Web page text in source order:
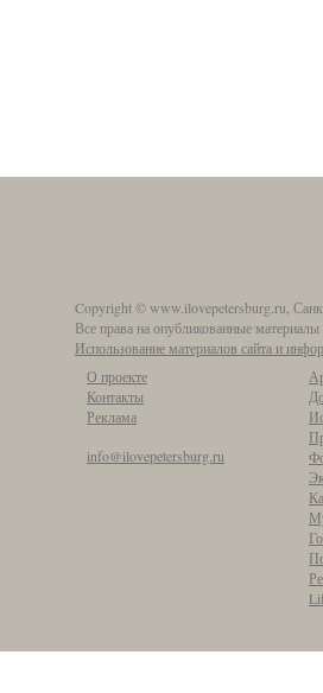
Copyright © www.ilovepetersburg.ru,
Все права на опубликованные
Использование материалов сайта и
О проекте
Контакты
Реклама
info@ilovepetersburg.ru